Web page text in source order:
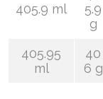
405.9 ml
5.9
g
405.95
ml
40
6 g